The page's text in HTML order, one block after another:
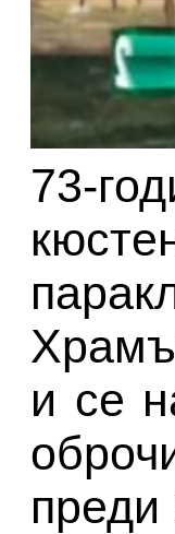
73-
и се
преди